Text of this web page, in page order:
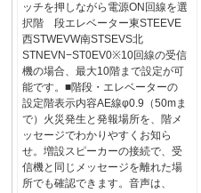
ッチを押しながら電源ON回線を選
択階 段エレベーター東STEEVE
西STWEVW南STSEVS北
STNEVN−ST0EV0※10回線の受信
機の場合、最大10階まで設定が可
能です。■階段・エレベーターの
設定階表示内容AE線φ0.9（50mま
で）火災発生と発報場所を、階メ
ッセージでわかりやすくお知ら
せ。増設スピーカーの接続で、受
信機と同じメッセージを離れた場
所でも確認できます。音声は、